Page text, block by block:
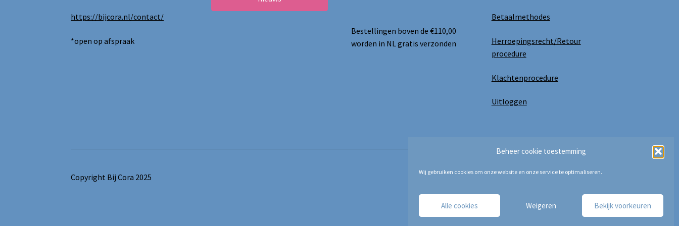
Beheer cookie toestemming
Wij gebruiken cookies om onze website en onze service te optimaliseren.
Alle cookies Weigeren Bekijk voorkeuren
https://bijcora.nl/contact/
*open op afspraak
Bestellingen boven de €110,00
worden in NL gratis verzonden
Betaalmethodes
Herroepingsrecht/Retour
procedure
Klachtenprocedure
Uitloggen
Copyright Bij Cora 2025